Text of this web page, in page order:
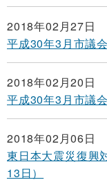
2018年02月27日
平成30年3月市議
2018年02月20日
平成30年3月市議
2018年02月06日
東日本大震災復興
13日）